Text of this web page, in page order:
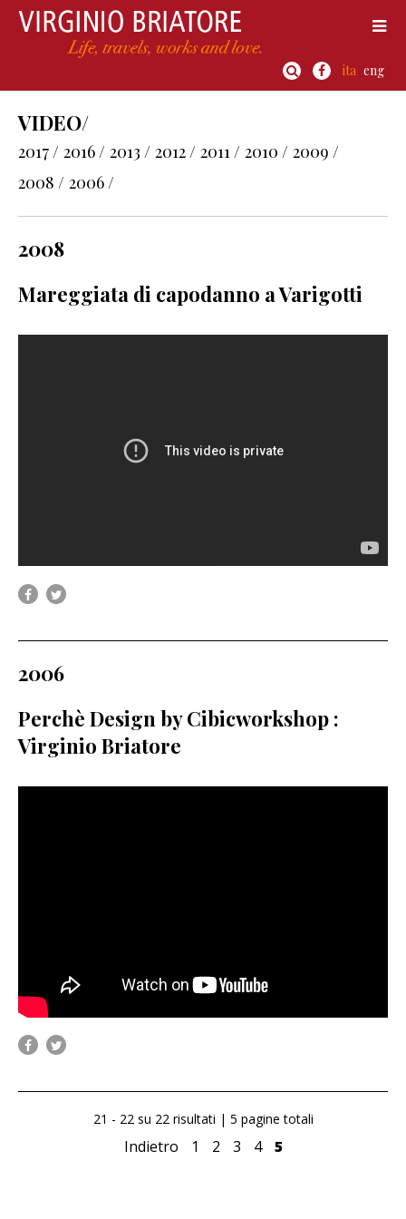
ita eng
VIDEO/
2017 / 2016 / 2013 / 2012 / 2011 / 2010 / 2009 /
2008 / 2006 /
2008
Mareggiata di capodanno a Varigotti
2006
Perchè Design by Cibicworkshop :
Virginio Briatore
21 - 22 su 22 risultati | 5 pagine totali
Indietro 1 2 3 4 5